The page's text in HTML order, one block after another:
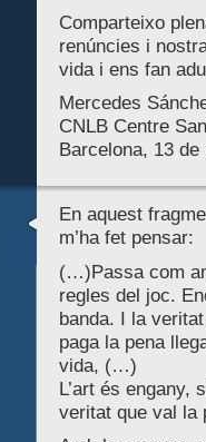
Comparteixo
renúncies i
vida i ens fan
Mercedes
CNLB Centre
Barcelona, 13
En aquest
m’ha fet pensar:
(…)Passa com
regles del joc.
banda. I la
paga la pena
vida, (…)
L’art és engany,
veritat que val la